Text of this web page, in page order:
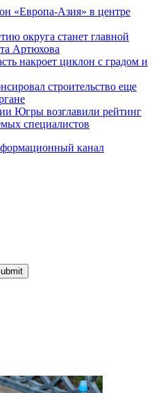
«Европа-Азия» в центре
округа станет главной
Артюхова
накроет циклон с градом и
строительство еще
Югры возглавили рейтинг
специалистов
канал